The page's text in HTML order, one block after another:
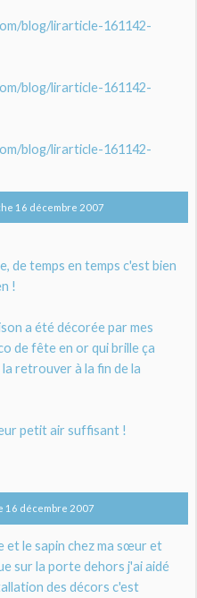
blog/lirarticle-161142-
blog/lirarticle-161142-
blog/lirarticle-161142-
16 décembre 2007
de temps en temps c'est bien
!
a été décorée par mes
de fête en or qui brille ça
retrouver à la fin de la
petit air suffisant !
16 décembre 2007
et le sapin chez ma sœur et
sur la porte dehors j'ai aidé
des décors c'est